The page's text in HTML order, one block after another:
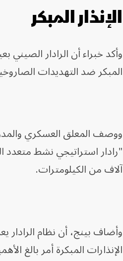
الإنذار المبكر
وأكد خبراء أن الرادار الصيني
المبكر ضد التهديدات
ووصف المعلق العسكري
"رادار استراتيجي نشط
آلاف من الكيلومترات.
وأضاف بينج، أن نظام
الإنذارات المبكرة أمر بالغ